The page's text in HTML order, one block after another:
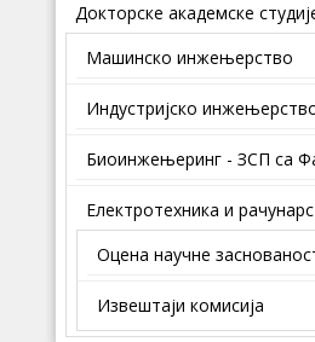
Докторске академске
Mашинско инжењерство
Индустријско
Биоинжењеринг - ЗСП са
Електротехника и
Оцена научне
Извештаји комисија